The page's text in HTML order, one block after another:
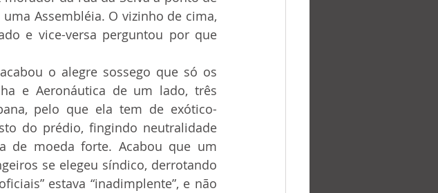
Assembléia. O vizinho de cima,
e vice-versa perguntou por que
e Aeronáutica de um lado, três
pelo que ela tem de exótico-
do prédio, fingindo neutralidade
de moeda forte. Acabou que um
se elegeu síndico, derrotando
estava “inadimplente”, e não